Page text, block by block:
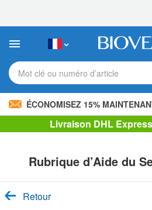
:
site
comprend
un
d'accessibilité.
Mot clé ou numéro d’article
ÉCONOMISEZ 15%
Livraison DHL
Rubrique d’Aide du
Retour